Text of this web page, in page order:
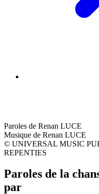
Paroles de Renan LUCE
Musique de Renan LUCE
© UNIVERSAL MUSIC
REPENTIES
Paroles de la
par